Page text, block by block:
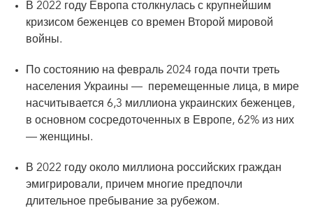
В 2022 году Европа столкнулась с крупнейшим
кризисом беженцев со времен Второй мировой
войны.
По состоянию на февраль 2024 года почти треть
населения Украины — перемещенные лица, в мире
насчитывается 6,3 миллиона украинских беженцев,
в основном сосредоточенных в Европе, 62% из них
— женщины.
В 2022 году около миллиона российских граждан
эмигрировали, причем многие предпочли
длительное пребывание за рубежом.